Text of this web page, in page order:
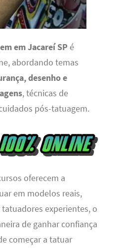
em Jacareí SP é
abordando temas
desenho e
, técnicas de
pós-tatuagem.
oferecem a
em modelos reais,
experientes, o
de ganhar confiança
começar a tatuar